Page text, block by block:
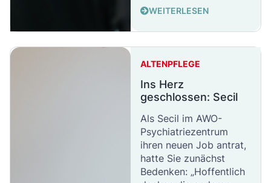
WEITERLESEN
ALTENPFLEGE
Ins Herz
geschlossen: Secil
Als Secil im AWO-
Psychiatriezentrum
ihren neuen Job antrat,
hatte Sie zunächst
Bedenken: „Hoffentlich